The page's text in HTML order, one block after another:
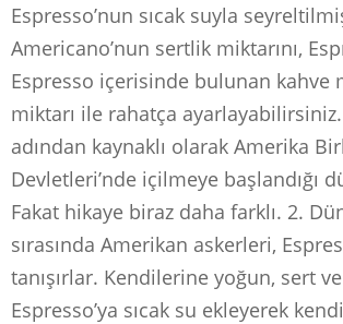
Espresso’nun sıcak suyla
Americano’nun sertlik miktarını,
Espresso içerisinde bulunan kahve
miktarı ile rahatça
adından kaynaklı olarak Amerika
Devletleri’nde içilmeye başlandığı
Fakat hikaye biraz daha farklı. 2.
sırasında Amerikan askerleri,
tanışırlar. Kendilerine yoğun, sert
Espresso’ya sıcak su ekleyerek